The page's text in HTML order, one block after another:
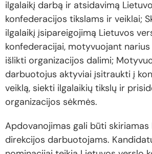
ilgalaikį darbą ir atsidavimą
konfederacijos tikslams ir veiklai;
ilgalaikį įsipareigojimą Lietuvos
konfederacijai, motyvuojant
išlikti organizacijos dalimi;
darbuotojus aktyviai įsitraukti į
veiklą, siekti ilgalaikių tikslų ir
organizacijos sėkmės.
Apdovanojimas gali būti skiriamas
direkcijos darbuotojams.